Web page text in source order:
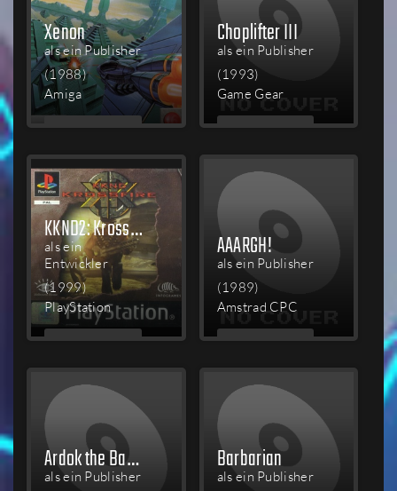
Xenon
als ein Publisher
(1988)
Amiga
MEHR
Choplifter III
als ein Publisher
(1993)
Game Gear
MEHR
KKND2: Krossfire
als ein
Entwickler
(1999)
PlayStation
MEHR
AAARGH!
als ein Publisher
(1989)
Amstrad CPC
MEHR
Ardok the Barbarian
als ein Publisher
Barbarian
als ein Publisher